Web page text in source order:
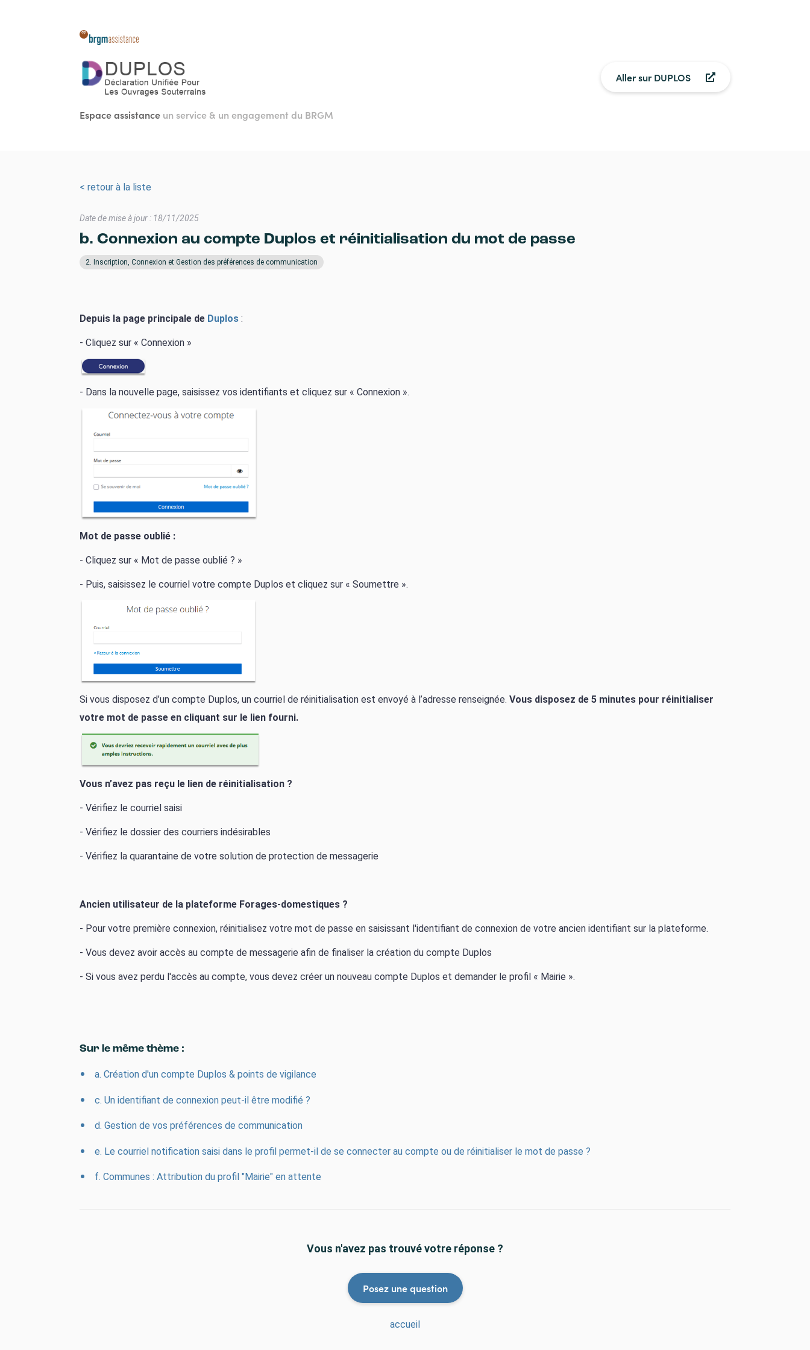
Aller sur DUPLOS
Espace assistance un service & un engagement du BRGM
< retour à la liste
Date de mise à jour : 18/11/2025
b. Connexion au compte Duplos et réinitialisation du mot de passe
2. Inscription, Connexion et Gestion des préférences de communication
Depuis la page principale de Duplos :
- Cliquez sur « Connexion »
- Dans la nouvelle page, saisissez vos identifiants et cliquez sur « Connexion ».
Mot de passe oublié :
- Cliquez sur « Mot de passe oublié ? »
- Puis, saisissez le courriel votre compte Duplos et cliquez sur « Soumettre ».
Si vous disposez d’un compte Duplos, un courriel de réinitialisation est envoyé à l’adresse renseignée. Vous disposez de 5 minutes pour réinitialiser
votre mot de passe en cliquant sur le lien fourni.
Vous n’avez pas reçu le lien de réinitialisation ?
- Vérifiez le courriel saisi
- Vérifiez le dossier des courriers indésirables
- Vérifiez la quarantaine de votre solution de protection de messagerie
Ancien utilisateur de la plateforme Forages-domestiques ?
- Pour votre première connexion, réinitialisez votre mot de passe en saisissant l'identifiant de connexion de votre ancien identifiant sur la plateforme.
- Vous devez avoir accès au compte de messagerie afin de finaliser la création du compte Duplos
- Si vous avez perdu l'accès au compte, vous devez créer un nouveau compte Duplos et demander le profil « Mairie ».
Sur le même thème :
a. Création d'un compte Duplos & points de vigilance
c. Un identifiant de connexion peut-il être modifié ?
d. Gestion de vos préférences de communication
e. Le courriel notification saisi dans le profil permet-il de se connecter au compte ou de réinitialiser le mot de passe ?
f. Communes : Attribution du profil "Mairie" en attente
Vous n'avez pas trouvé votre réponse ?
Posez une question
accueil